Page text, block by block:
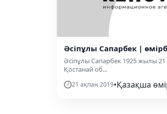
Әсіпұлы Сапарбек |
Әсіпұлы Сапарбек 1925 жылы 21
Қостанай об...
21 ақпан 2019•Қазақша